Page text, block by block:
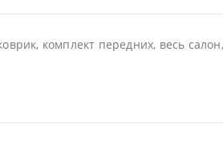
комплект передних, весь